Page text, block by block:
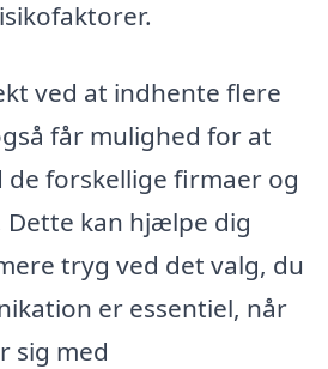
ved at indhente flere
får mulighed for at
forskellige firmaer og
Dette kan hjælpe dig
tryg ved det valg, du
er essentiel, når
sig med